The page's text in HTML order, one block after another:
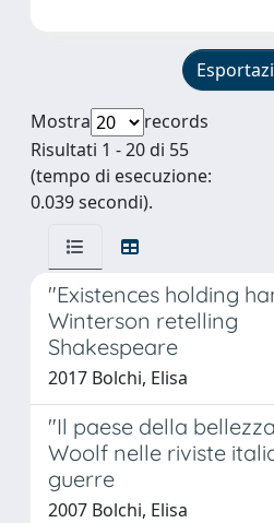
Mostra
records
Risultati 1 - 20 di 55
(tempo di esecuzione:
0.039 secondi).
"Existences holding
Winterson retelling
Shakespeare
2017 Bolchi, Elisa
"Il paese della
Woolf nelle riviste
guerre
2007 Bolchi, Elisa